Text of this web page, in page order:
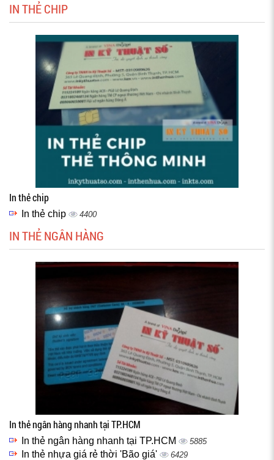
IN THẺ CHIP
In thẻ chip
In thẻ chip 4400
IN THẺ NGÂN HÀNG
In thẻ ngân hàng nhanh tại TP.HCM
In thẻ ngân hàng nhanh tại TP.HCM 5885
In thẻ nhựa giá rẻ thời 'Bão giá' 6429